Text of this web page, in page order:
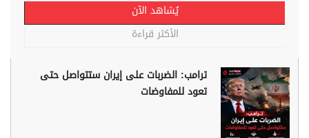
يُشاهد الآن
الأكثر قراءة
ترامب: الضربات على إيران ستتواصل حتى
تعود للمفاوضات